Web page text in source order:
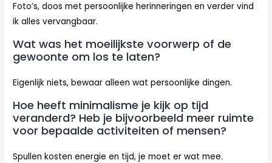
Foto’s, doos met persoonlijke herinneringen en verder vind
ik alles vervangbaar.
Wat was het moeilijkste voorwerp of de
gewoonte om los te laten?
Eigenlijk niets, bewaar alleen wat persoonlijke dingen.
Hoe heeft minimalisme je kijk op tijd
veranderd? Heb je bijvoorbeeld meer ruimte
voor bepaalde activiteiten of mensen?
Spullen kosten energie en tijd, je moet er wat mee.